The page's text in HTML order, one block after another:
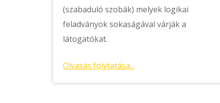
(szabaduló szobák) melyek logikai
feladványok sokaságával várják a
látogatókat.
Olvasás folytatása...